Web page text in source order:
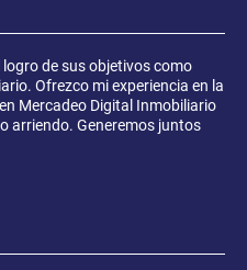
de sus objetivos como
Ofrezco mi experiencia en la
Mercadeo Digital Inmobiliario
arriendo. Generemos juntos